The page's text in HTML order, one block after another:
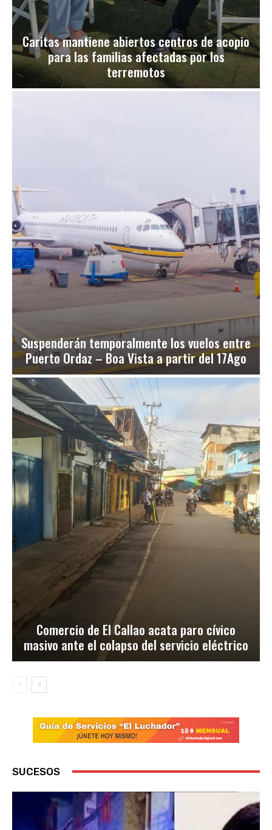
Caritas mantiene abiertos centros de acopio
para las familias afectadas por los
terremotos
Suspenderán temporalmente los vuelos entre
Puerto Ordaz – Boa Vista a partir del 17Ago
Comercio de El Callao acata paro cívico
masivo ante el colapso del servicio eléctrico
SUCESOS